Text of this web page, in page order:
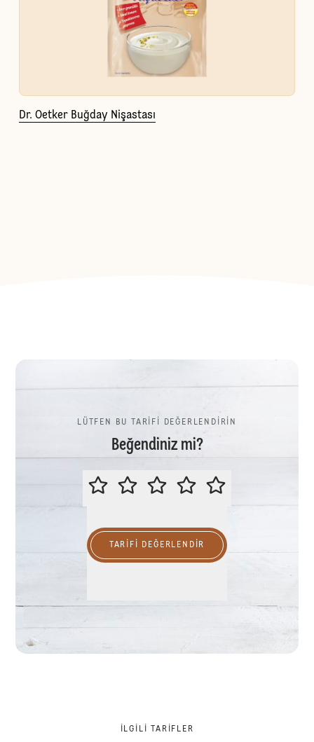
Dr. Oetker Buğday Nişastası
LÜTFEN BU TARİFİ DEĞERLENDİRİN
Beğendiniz mi?
LÜTFEN BU TARİFİ
TARIFI DEĞERLENDİR
İLGILI TARIFLER